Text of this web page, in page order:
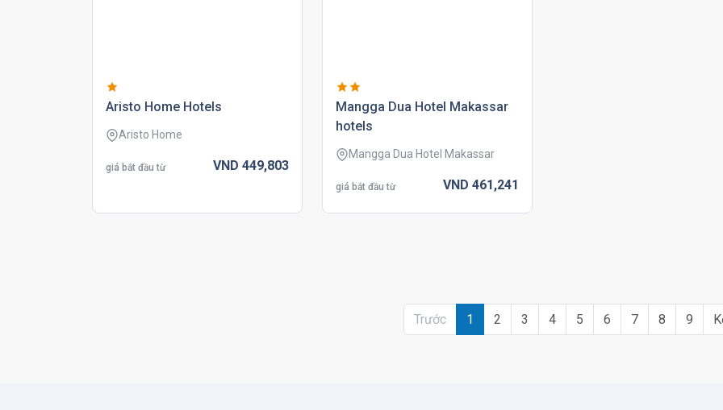
aristo home hotels
Aristo Home
giá bắt đầu từ VND 449,803
mangga dua hotel makassar
hotels
Mangga Dua Hotel Makassar
giá bắt đầu từ VND 461,241
Trước 1 2 3 4 5 6 7 8 9